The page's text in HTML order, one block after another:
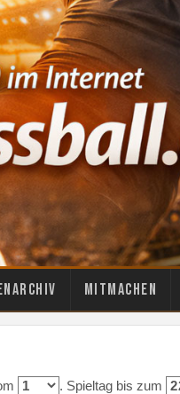
Mitmachen
. Spieltag bis zum